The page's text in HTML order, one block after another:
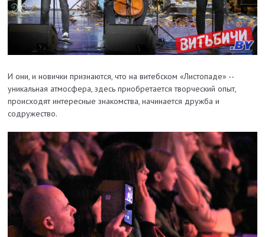
И они, и новички признаются, что на витебском «Листопаде» --
уникальная атмосфера, здесь приобретается творческий опыт,
происходят интересные знакомства, начинается дружба и
содружество.